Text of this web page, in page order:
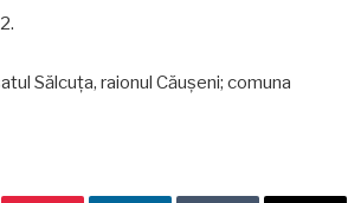
Sălcuța, raionul Căușeni; comuna